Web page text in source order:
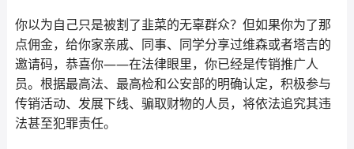
你以为自己只是被割了韭菜的无辜群众？但如果你为了那
点佣金，给你家亲戚、同事、同学分享过维森或者塔吉的
邀请码，恭喜你——在法律眼里，你已经是传销推广人
员。根据最高法、最高检和公安部的明确认定，积极参与
传销活动、发展下线、骗取财物的人员，将依法追究其违
法甚至犯罪责任。